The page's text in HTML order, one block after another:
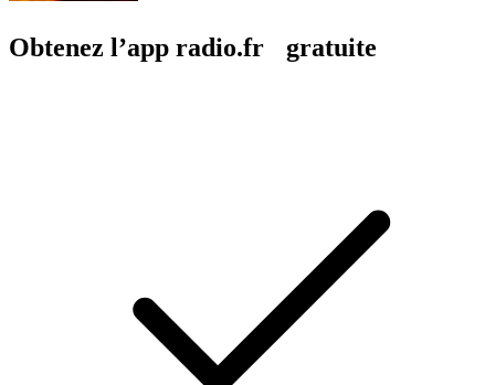
Obtenez l’app radio.fr gratuite